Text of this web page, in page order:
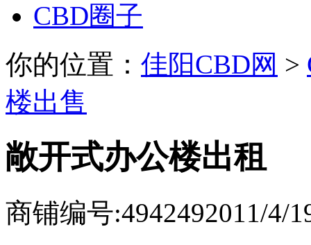
CBD圈子
你的位置： 佳阳CBD网 >
楼出售
敞开式办公楼出租
商铺编号:4942492011/4/